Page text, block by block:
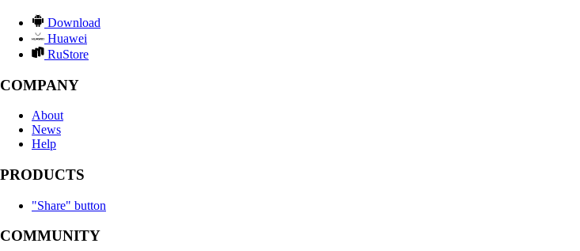
Download
Huawei
RuStore
COMPANY
About
News
Help
PRODUCTS
"Share" button
COMMUNITY